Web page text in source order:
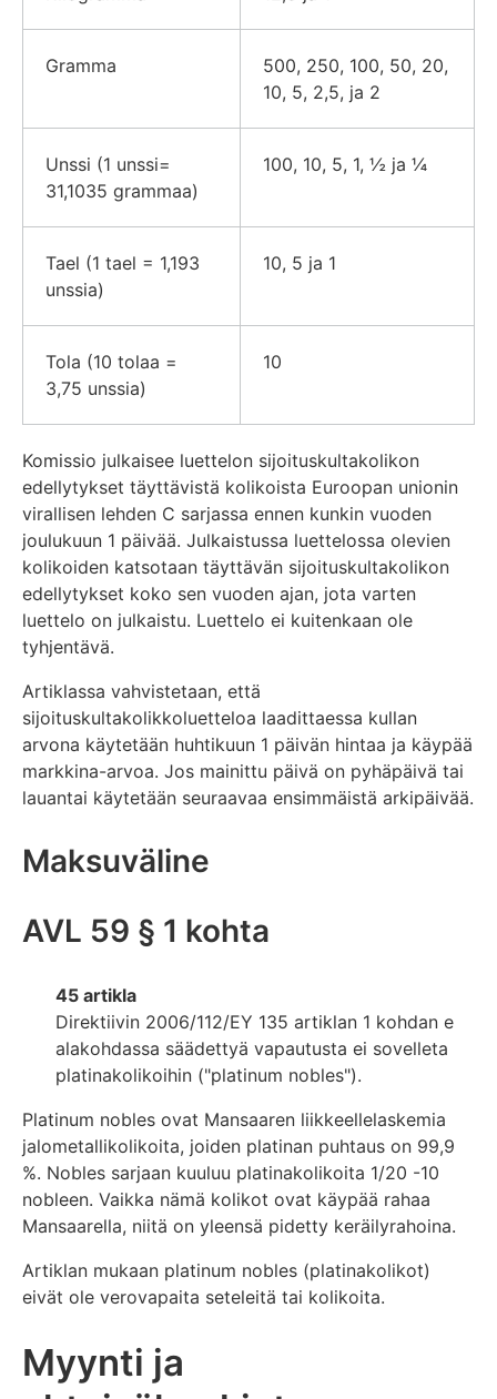
Gramma
500, 250, 100, 50, 20,
10, 5, 2,5, ja 2
Unssi (1 unssi=
31,1035 grammaa)
100, 10, 5, 1, ½ ja ¼
Tael (1 tael = 1,193
unssia)
10, 5 ja 1
Tola (10 tolaa =
3,75 unssia)
10
Komissio julkaisee luettelon sijoituskultakolikon
edellytykset täyttävistä kolikoista Euroopan unionin
virallisen lehden C sarjassa ennen kunkin vuoden
joulukuun 1 päivää. Julkaistussa luettelossa olevien
kolikoiden katsotaan täyttävän sijoituskultakolikon
edellytykset koko sen vuoden ajan, jota varten
luettelo on julkaistu. Luettelo ei kuitenkaan ole
tyhjentävä.
Artiklassa vahvistetaan, että
sijoituskultakolikkoluetteloa laadittaessa kullan
arvona käytetään huhtikuun 1 päivän hintaa ja käypää
markkina-arvoa. Jos mainittu päivä on pyhäpäivä tai
lauantai käytetään seuraavaa ensimmäistä arkipäivää.
Maksuväline
AVL 59 § 1 kohta
45 artikla
Direktiivin 2006/112/EY 135 artiklan 1 kohdan e
alakohdassa säädettyä vapautusta ei sovelleta
platinakolikoihin ("platinum nobles").
Platinum nobles ovat Mansaaren liikkeellelaskemia
jalometallikolikoita, joiden platinan puhtaus on 99,9
%. Nobles sarjaan kuuluu platinakolikoita 1/20 -10
nobleen. Vaikka nämä kolikot ovat käypää rahaa
Mansaarella, niitä on yleensä pidetty keräilyrahoina.
Artiklan mukaan platinum nobles (platinakolikot)
eivät ole verovapaita seteleitä tai kolikoita.
Myynti ja